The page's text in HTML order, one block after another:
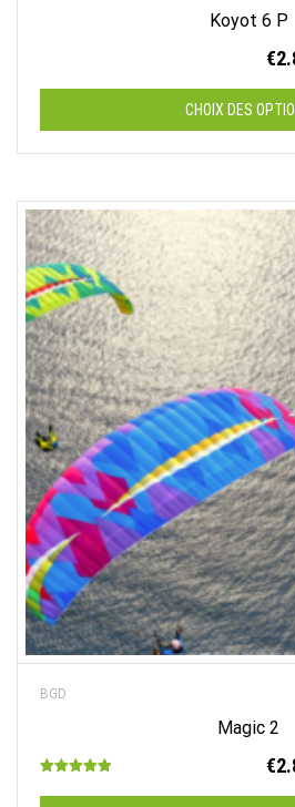
Koyot 6 P
€
CHOIX DES
a
plusieurs
variations.
Les
options
peuvent
être
choisies
sur
la
page
du
produit
BGD
Magic 2
5.00
€